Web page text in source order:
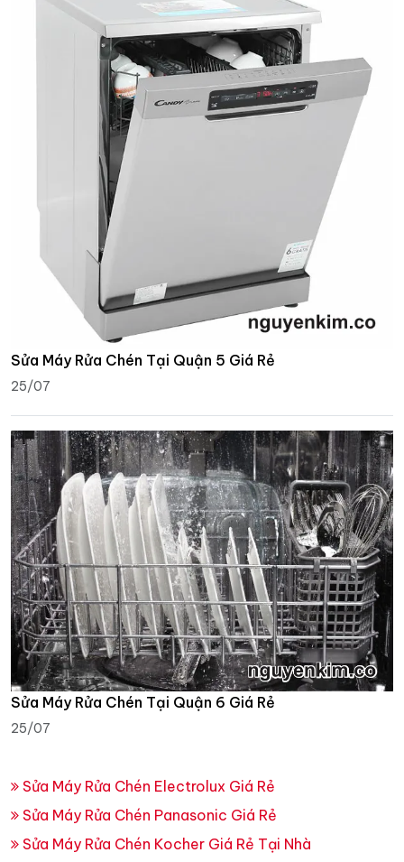
Sửa Máy Rửa Chén Tại Quận 5 Giá Rẻ
25/07
Sửa Máy Rửa Chén Tại Quận 6 Giá Rẻ
25/07
Sửa Máy Rửa Chén Electrolux Giá Rẻ
Sửa Máy Rửa Chén Panasonic Giá Rẻ
Sửa Máy Rửa Chén Kocher Giá Rẻ Tại Nhà